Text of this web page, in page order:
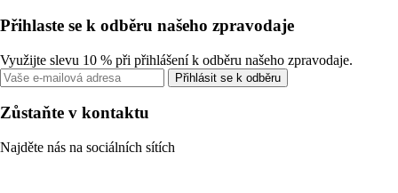
Přihlaste se k odběru našeho zpravodaje
Využijte slevu 10 % při přihlášení k odběru našeho zpravodaje.
Přihlásit se k odběru
Zůstaňte v kontaktu
Najděte nás na sociálních sítích